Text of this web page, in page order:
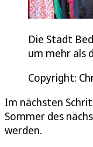
Die Stadt
um mehr als
Copyright:
Im nächsten
Sommer des
werden.